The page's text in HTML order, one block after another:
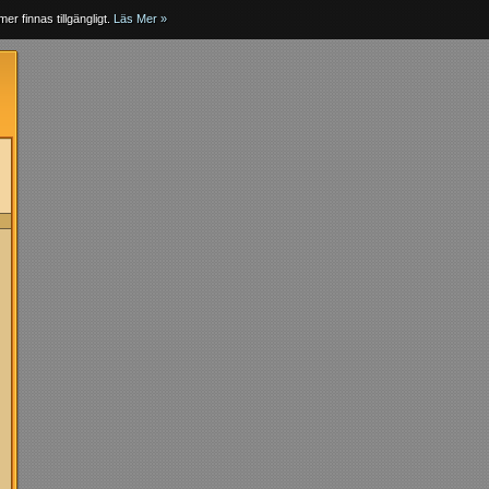
finnas tillgängligt. Läs Mer »